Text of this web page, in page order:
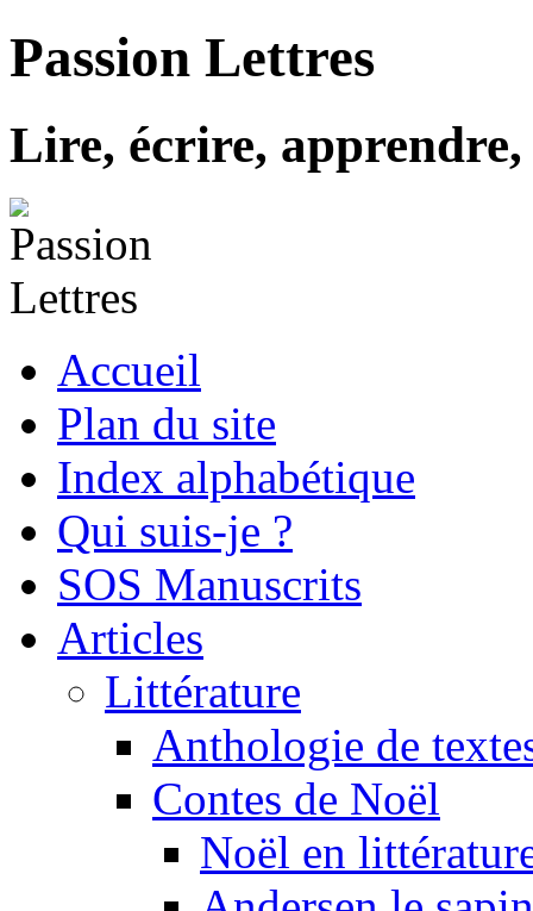
Passion Lettres
Lire, écrire,
Accueil
Plan du site
Index alphabétique
Qui suis-je ?
SOS Manuscrits
Articles
Littérature
Anthologie de
Contes de Noël
Noël en